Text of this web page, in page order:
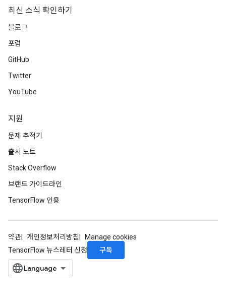
최신 소식 확인하기
블로그
포럼
GitHub
Twitter
YouTube
지원
문제 추적기
출시 노트
Stack Overflow
브랜드 가이드라인
TensorFlow 인용
약관 개인정보처리방침
Manage cookies
TensorFlow 뉴스레터 신청
구독